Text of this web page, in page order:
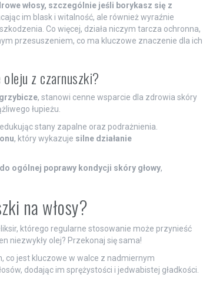
włosy, szczególnie jeśli borykasz się z
im blask i witalność, ale również wyraźnie
Co więcej, działa niczym tarcza ochronna,
przesuszeniem, co ma kluczowe znaczenie dla ich
z czarnuszki?
, stanowi cenne wsparcie dla zdrowia skóry
łupieżu.
stany zapalne oraz podrażnienia.
, który wykazuje silne działanie
ogólnej poprawy kondycji skóry głowy,
na włosy?
którego regularne stosowanie może przynieść
niezwykły olej? Przekonaj się sama!
co jest kluczowe w walce z nadmiernym
dodając im sprężystości i jedwabistej gładkości.